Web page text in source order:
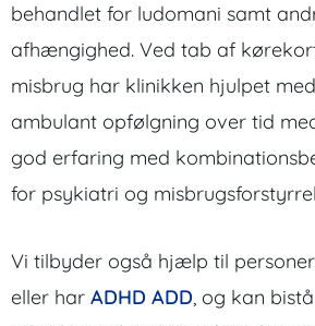
behandlet for ludomani samt
afhængighed. Ved tab af
misbrug har klinikken hjulpet
ambulant opfølgning over tid
god erfaring med
for psykiatri og
Vi tilbyder også hjælp til
eller har ADHD ADD, og kan